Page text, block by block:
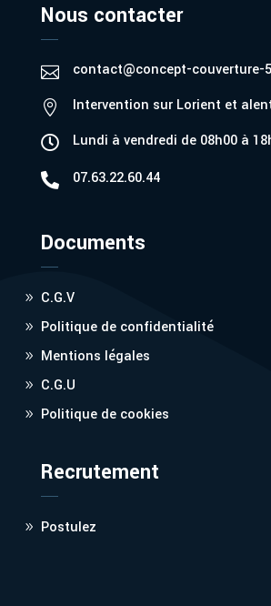
Nous contacter
 contact@concept-couverture-

Intervention sur Lorient et

Lundi à vendredi de 08h00 à
 07.63.22.60.44
Documents
C.G.V
Politique de confidentialité
Mentions légales
C.G.U
Politique de cookies
Recrutement
Postulez